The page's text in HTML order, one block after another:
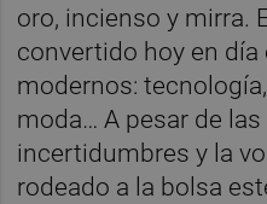
oro, incienso y mirra.
convertido hoy en día
modernos:
moda… A pesar de
incertidumbres y la
rodeado a la bolsa